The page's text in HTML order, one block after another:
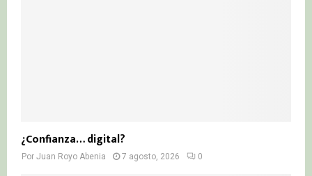
¿Confianza… digital?
Por Juan Royo Abenia 7 agosto, 2026 0